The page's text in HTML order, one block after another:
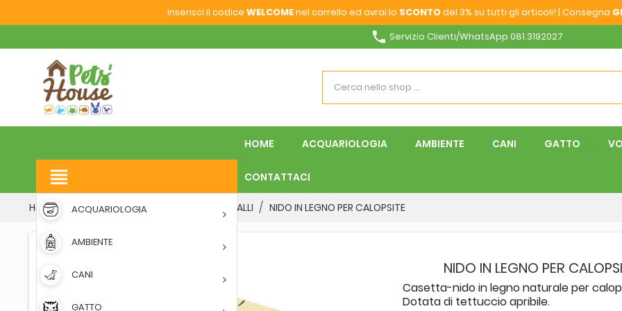
Inserisci il codice WELCOMEnel carrello ed avrai lo SCONTOdel 3% su tutti gli articoli! | Consegna
phone Servizio Clienti/WhatsApp 081.3192027
HOME ACQUARIOLOGIA AMBIENTE CANI GATTO
CONTATTACI
view_headline
ACQUARIOLOGIA
AMBIENTE
CANI
GATTO
Home VOLATILI NIDI NIDI PER PAPPAGALLI NIDO IN LEGNO PER CALOPSITE
NIDO IN LEGNO PER
Casetta-nido in legno naturale per
Dotata di tettuccio apribile.